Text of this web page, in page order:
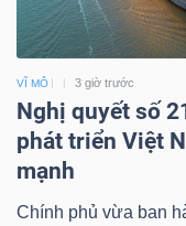
VĨ MÔ 3 giờ trước
Nghị quyết số
phát triển Việt
mạnh
Chính phủ vừa ban